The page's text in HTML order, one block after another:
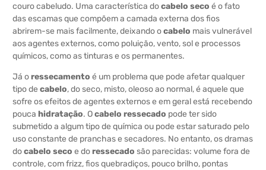
couro cabeludo. Uma característica docabelo seco é o fato
das escamas que compõem a camada externa dos fios
abrirem-se mais facilmente, deixando ocabelo mais vulnerável
aos agentes externos, como poluição, vento, sol e processos
químicos, como as tinturas e os permanentes.
Já oressecamento é um problema que pode afetar qualquer
tipo de cabelo, do seco, misto, oleoso ao normal, é aquele que
sofre os efeitos de agentes externos e em geral está recebendo
pouca hidratação. Ocabelo ressecado pode ter sido
submetido a algum tipo de química ou pode estar saturado pelo
uso constante de pranchas e secadores. No entanto, os dramas
docabelo seco e doressecado são parecidas: volume fora de
controle, com frizz, fios quebradiços, pouco brilho, pontas